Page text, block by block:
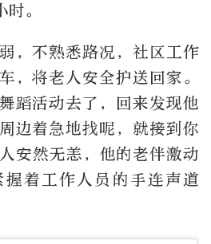
。
，不熟悉路况，社区工作
，将老人安全护送回家。
蹈活动去了，回来发现他
边着急地找呢，就接到你
安然无恙，他的老伴激动
着工作人员的手连声道